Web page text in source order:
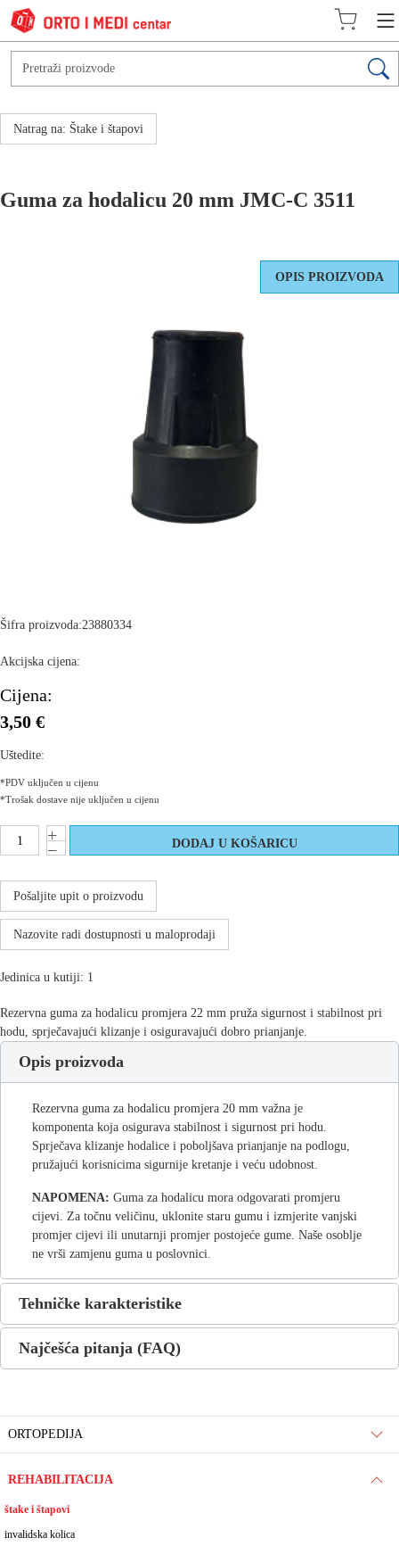
ORTOPEDIJA
REHABILITACIJA
štake i štapovi
invalidska kolica
Natrag na: Štake i štapovi
Guma za hodalicu 20 mm JMC-C 3511
OPIS PROIZVODA
Šifra proizvoda:23880334
Akcijska cijena:
Cijena:
3,50 €
Uštedite:
*PDV uključen u cijenu
*Trošak dostave nije uključen u cijenu
Pošaljite upit o proizvodu
Nazovite radi dostupnosti u maloprodaji
Jedinica u kutiji: 1
Rezervna guma za hodalicu promjera 22 mm pruža sigurnost i stabilnost pri
hodu, sprječavajući klizanje i osiguravajući dobro prianjanje.
Opis proizvoda
Rezervna guma za hodalicu promjera 20 mm važna je
komponenta koja osigurava stabilnost i sigurnost pri hodu.
Sprječava klizanje hodalice i poboljšava prianjanje na podlogu,
pružajući korisnicima sigurnije kretanje i veću udobnost.
NAPOMENA: Guma za hodalicu mora odgovarati promjeru
cijevi. Za točnu veličinu, uklonite staru gumu i izmjerite vanjski
promjer cijevi ili unutarnji promjer postojeće gume. Naše osoblje
ne vrši zamjenu guma u poslovnici.
Tehničke karakteristike
Najčešća pitanja (FAQ)